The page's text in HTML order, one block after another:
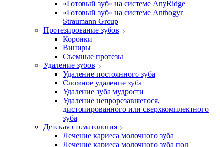
«Готовый зуб» на системе AnyRidge
«Готовый зуб» на системе Anthogyr
Straumann Group
Протезирование зубов
Коронки
Виниры
Съемные протезы
Удаление зубов
Удаление постоянного зуба
Сложное удаление зуба
Удаление зуба мудрости
Удаление непрорезавшегося,
дистопированного или сверхкомплектного
зуба
Детская стоматология
Лечение кариеса молочного зуба
Лечение кариеса молочного зуба под